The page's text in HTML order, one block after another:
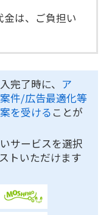
金は、ご負担い
完了時に、 ア
件/広告最適化等
を受ける ことが
サービスを選択
トいただけます